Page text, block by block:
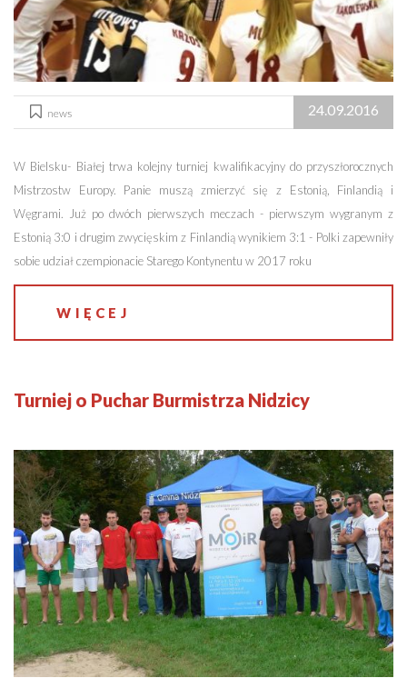
news 24.09.2016
W Bielsku- Białej trwa kolejny turniej kwalifikacyjny do przyszłorocznych
Mistrzostw Europy. Panie muszą zmierzyć się z Estonią, Finlandią i
Węgrami. Już po dwóch pierwszych meczach - pierwszym wygranym z
Estonią 3:0 i drugim zwycięskim z Finlandią wynikiem 3:1 - Polki zapewniły
sobie udział czempionacie Starego Kontynentu w 2017 roku
WIĘCEJ
Turniej o Puchar Burmistrza Nidzicy